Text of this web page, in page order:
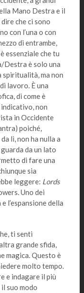
Mano Destra e il
che ci sono
con l’una o con
di entrambe,
essenziale che tu
Destra è solo una
spiritualità, ma non
lavoro. È una
di come è
non
in Occidente
poiché,
lì, non ha nulla a
da un lato
di fare una
sia
leggere: Lords
Uno dei
l’espansione della
ti senti
grande sfida,
magica. Questo è
molto tempo.
e indagare il più
suo modo